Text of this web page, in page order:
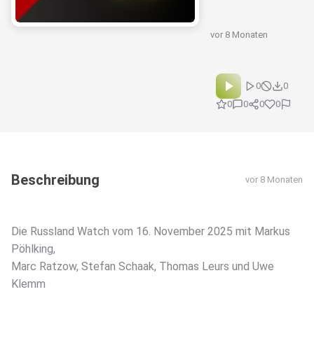
vor 8 Monaten
0
0
0
0 0 0
Beschreibung vor 8 Monaten
Die Russland Watch vom 16. November 2025 mit Markus
Pöhlking,
Marc Ratzow, Stefan Schaak, Thomas Leurs und Uwe
Klemm